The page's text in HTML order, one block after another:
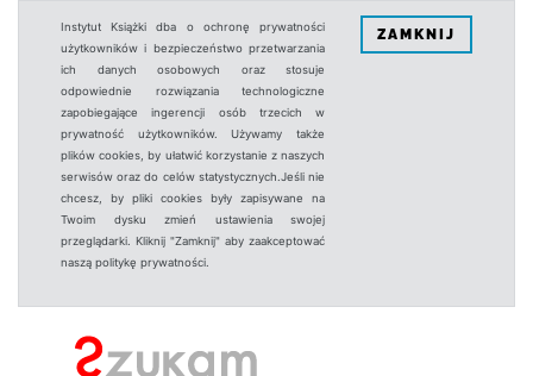
Instytut Książki dba o ochronę prywatności
użytkowników i bezpieczeństwo przetwarzania
ich danych osobowych oraz stosuje
odpowiednie rozwiązania technologiczne
zapobiegające ingerencji osób trzecich w
prywatność użytkowników. Używamy także
plików cookies, by ułatwić korzystanie z naszych
serwisów oraz do celów statystycznych.Jeśli nie
chcesz, by pliki cookies były zapisywane na
Twoim dysku zmień ustawienia swojej
przeglądarki. Kliknij "Zamknij" aby zaakceptować
naszą politykę prywatności.
ZAMKNIJ